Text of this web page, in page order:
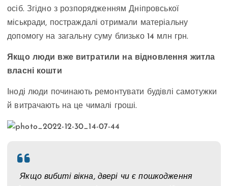
осіб. Згідно з розпорядженням Дніпровської
міськради, постраждалі отримали матеріальну
допомогу на загальну суму близько 14 млн грн.
Якщо люди вже витратили на відновлення житла
власні кошти
Іноді люди починають ремонтувати будівлі самотужки
й витрачають на це чималі гроші.
Якщо вибиті вікна, двері чи є пошкодження